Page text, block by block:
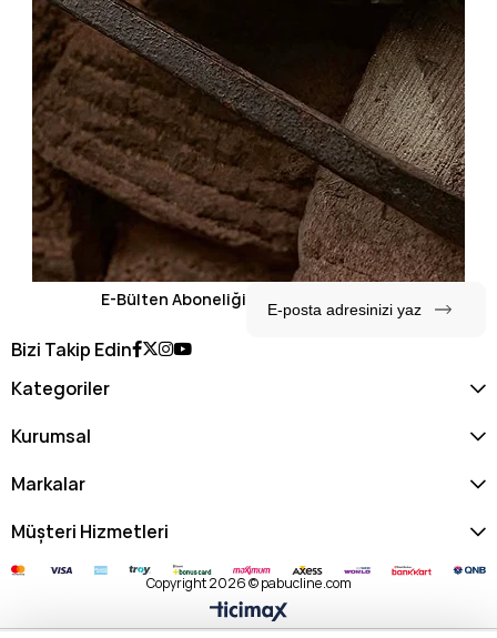
E-Bülten Aboneliği
Bizi Takip Edin
Kategoriler
Kurumsal
Markalar
Müşteri Hizmetleri
Copyright 2026 © pabucline.com